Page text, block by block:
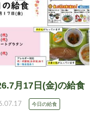
月17日(金)の給食
今日の給食